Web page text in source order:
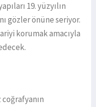
19. yüzyılın
gözler önüne seriyor.
korumak amacıyla